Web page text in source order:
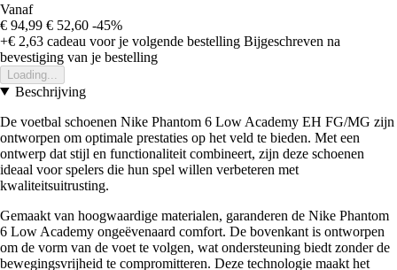
Vanaf
€ 94,99 € 52,60 -45%
+€ 2,63 cadeau voor je volgende bestelling Bijgeschreven na
bevestiging van je bestelling
Loading...
Beschrijving
De voetbal schoenen Nike Phantom 6 Low Academy EH FG/MG zijn
ontworpen om optimale prestaties op het veld te bieden. Met een
ontwerp dat stijl en functionaliteit combineert, zijn deze schoenen
ideaal voor spelers die hun spel willen verbeteren met
kwaliteitsuitrusting.
Gemaakt van hoogwaardige materialen, garanderen de Nike Phantom
6 Low Academy ongeëvenaard comfort. De bovenkant is ontworpen
om de vorm van de voet te volgen, wat ondersteuning biedt zonder de
bewegingsvrijheid te compromitteren. Deze technologie maakt het